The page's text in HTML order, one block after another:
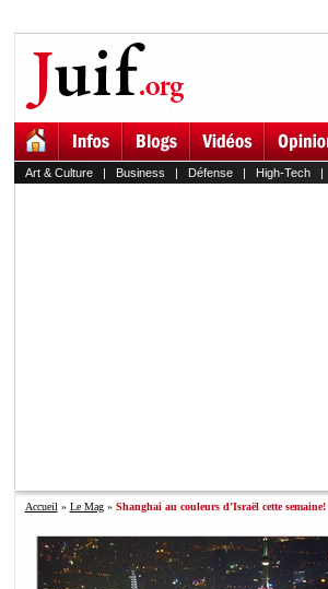
Art & Culture| Business | Défense| High-Tech|
Accueil » Le Mag» Shanghai au couleurs d’Israël cette semaine!